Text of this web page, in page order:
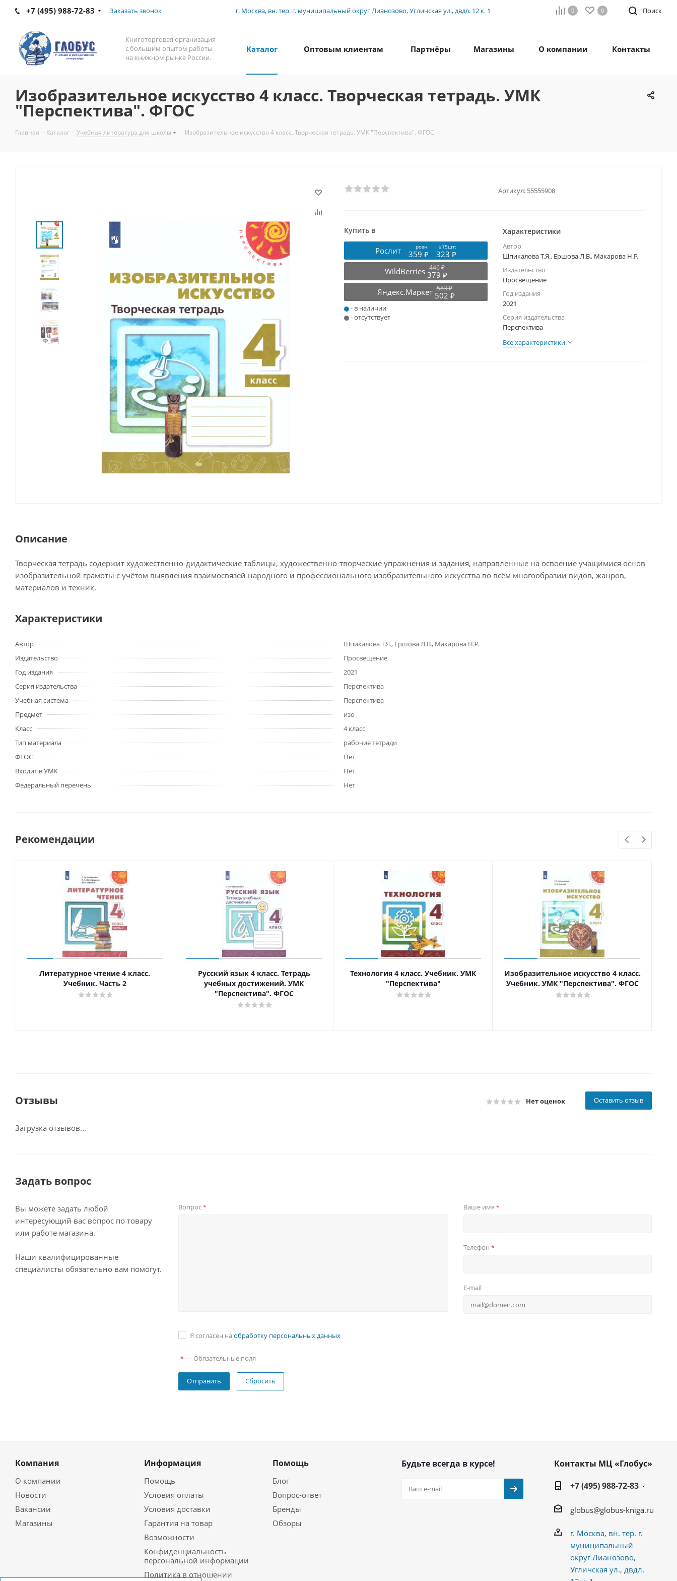
+7 (495) 988-72-83 Заказать звонок г. Москва, вн. тер. г. муниципальный округ Лианозово, Угличская ул., двдл. 12 к. 1 Поиск
0 0
Книготорговая организация
с большим опытом работы
на книжном рынке России.
Каталог Оптовым клиентам Партнёры Магазины О компании Контакты
Изобразительное искусство 4 класс. Творческая тетрадь. УМК
"Перспектива". ФГОС
Главная - Каталог - Учебная литература для школы - Изобразительное искусство 4 класс. Творческая тетрадь. УМК "Перспектива". ФГОС
Артикул: 55555908
Купить в
Рослит розн: ≥15шт:
359 ₽
323 ₽
WildBerries 446 ₽
379 ₽
Яндекс.Маркет 583 ₽
502 ₽
- в наличии
- отсутствует
Характеристики
Автор
Шпикалова Т.Я., Ершова Л.В., Макарова Н.Р.
Издательство
Просвещение
Год издания
2021
Серия издательства
Перспектива
Все характеристики
Описание
Творческая тетрадь содержит художественно-дидактические таблицы, художественно-творческие упражнения и задания, направленные на освоение учащимися основ
изобразительной грамоты с учётом выявления взаимосвязей народного и профессионального изобразительного искусства во всём многообразии видов, жанров,
материалов и техник.
Характеристики
Автор
Шпикалова Т.Я., Ершова Л.В., Макарова Н.Р.
Издательство
Просвещение
Год издания
2021
Серия издательства
Перспектива
Учебная система
Перспектива
Предмет
изо
Класс
4 класс
Тип материала
рабочие тетради
ФГОС
Нет
Входит в УМК
Нет
Федеральный перечень
Нет
Рекомендации
Литературное чтение 4 класс.
Учебник. Часть 2
Русский язык 4 класс. Тетрадь
учебных достижений. УМК
"Перспектива". ФГОС
Технология 4 класс. Учебник. УМК
"Перспектива"
Изобразительное искусство 4 класс.
Учебник. УМК "Перспектива". ФГОС
Отзывы Нет оценок Оставить отзыв
Загрузка отзывов...
Задать вопрос
Вы можете задать любой
интересующий вас вопрос по товару
или работе магазина.
Наши квалифицированные
специалисты обязательно вам помогут.
Вопрос* Ваше имя *
Телефон *
E-mail
Я согласен на обработку персональных данных
* — Обязательные поля
Сбросить
Компания
О компании
Новости
Вакансии
Магазины
Информация
Помощь
Условия оплаты
Условия доставки
Гарантия на товар
Возможности
Конфиденциальность
персональной информации
Политика в отношении
Помощь
Блог
Вопрос-ответ
Бренды
Обзоры
Будьте всегда в курсе!
Контакты МЦ «Глобус»
+7 (495) 988-72-83
globus@globus-kniga.ru
г. Москва, вн. тер. г.
муниципальный
округ Лианозово,
Угличская ул., двдл.